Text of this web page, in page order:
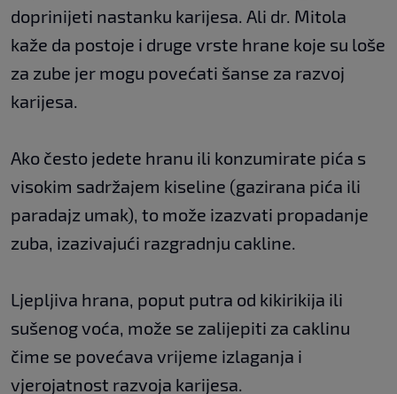
doprinijeti nastanku karijesa. Ali dr. Mitola
kaže da postoje i druge vrste hrane koje su loše
za zube jer mogu povećati šanse za razvoj
karijesa.
Ako često jedete hranu ili konzumirate pića s
visokim sadržajem kiseline (gazirana pića ili
paradajz umak), to može izazvati propadanje
zuba, izazivajući razgradnju cakline.
Ljepljiva hrana, poput putra od kikirikija ili
sušenog voća, može se zalijepiti za caklinu
čime se povećava vrijeme izlaganja i
vjerojatnost razvoja karijesa.